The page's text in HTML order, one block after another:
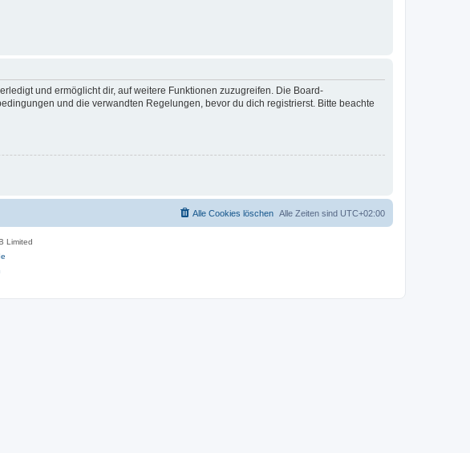
und ermöglicht dir, auf weitere Funktionen zuzugreifen. Die Board-
und die verwandten Regelungen, bevor du dich registrierst. Bitte beachte
Alle Zeiten sind UTC+02:00
Alle Cookies löschen
Limited